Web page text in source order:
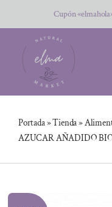
al
contenido
Cupón
Portada»Tienda»
AZUCAR AÑADIDO